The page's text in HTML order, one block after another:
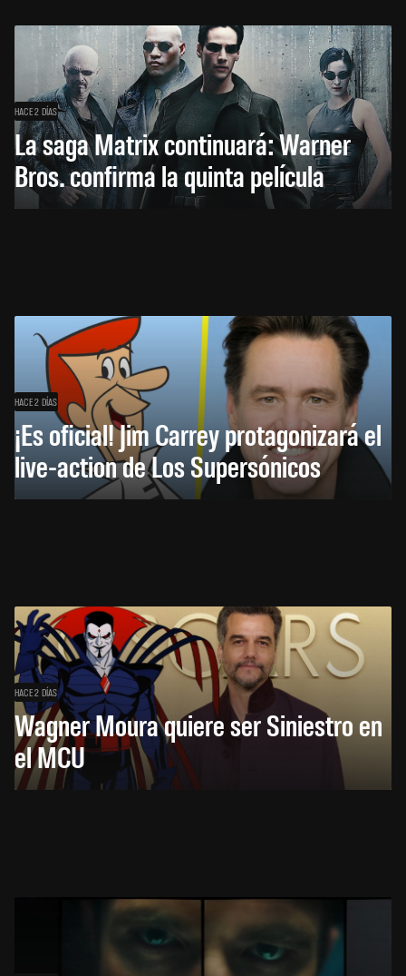
HACE 2 DÍAS
La saga Matrix continuará: Warner
Bros. confirma la quinta película
HACE 2 DÍAS
¡Es oficial! Jim Carrey protagonizará el
live-action de Los Supersónicos
HACE 2 DÍAS
Wagner Moura quiere ser Siniestro en
el MCU